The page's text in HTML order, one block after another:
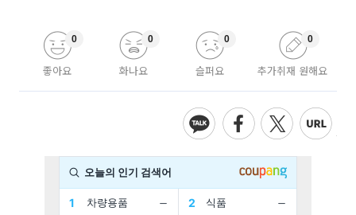
좋아요
0
화나요
0
슬퍼요
0
추가취재 원해요
0